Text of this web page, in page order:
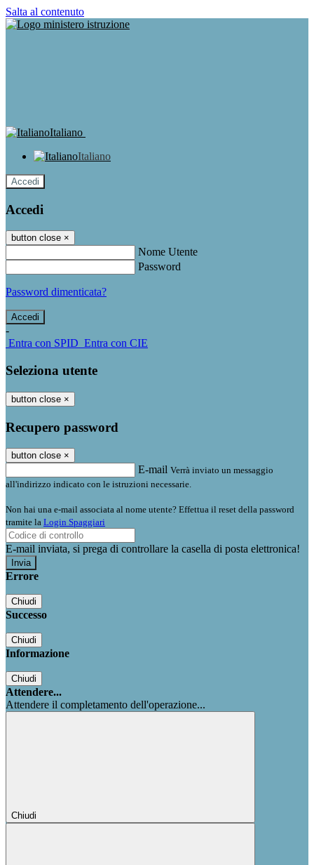
Salta al contenuto
Italiano
Italiano
Accedi
Accedi
button close ×
Nome Utente
Password
Password dimenticata?
-
Entra con SPID Entra con CIE
Seleziona utente
button close ×
Recupero password
button close ×
E-mail Verrà inviato un messaggio
all'indirizzo indicato con le istruzioni necessarie.
Non hai una e-mail associata al nome utente? Effettua il reset della password
tramite la Login Spaggiari
E-mail inviata, si prega di controllare la casella di posta elettronica!
Errore
Chiudi
Successo
Chiudi
Informazione
Chiudi
Attendere...
Attendere il completamento dell'operazione...
Chiudi